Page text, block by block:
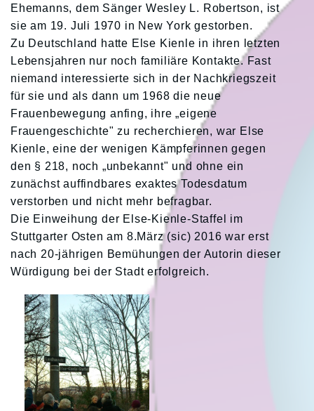
Ehemanns, dem Sänger Wesley L. Robertson, ist
sie am 19. Juli 1970 in New York gestorben.
Zu Deutschland hatte Else Kienle in ihren letzten
Lebensjahren nur noch familiäre Kontakte. Fast
niemand interessierte sich in der Nachkriegszeit
für sie und als dann um 1968 die neue
Frauenbewegung anfing, ihre „eigene
Frauengeschichte" zu recherchieren, war Else
Kienle, eine der wenigen Kämpferinnen gegen
den § 218, noch „unbekannt" und ohne ein
zunächst auffindbares exaktes Todesdatum
verstorben und nicht mehr befragbar.
Die Einweihung der Else-Kienle-Staffel im
Stuttgarter Osten am 8.März (sic) 2016 war erst
nach 20-jährigen Bemühungen der Autorin dieser
Würdigung bei der Stadt erfolgreich.